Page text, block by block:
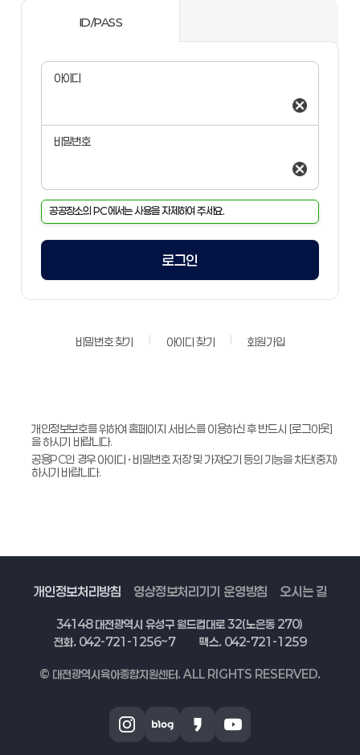
ID/PASS
아이디
삭제
비밀번호
삭제
공공장소의 PC에서는 사용을 자제하여 주세요.
로그인
비밀번호 찾기 아이디 찾기 회원가입
개인정보보호를 위하여 홈페이지 서비스를 이용하신 후 반드시 [로그아웃]
을 하시기 바랍니다.
공용PC인 경우 아이디 • 비밀번호 저장 및 가져오기 등의 기능을 차단(중지)
하시기 바랍니다.
개인정보처리방침 영상정보처리기기 운영방침 오시는 길
34148 대전광역시 유성구 월드컵대로 32(노은동 270)
전화. 042-721-1256~7
팩스. 042-721-1259
© 대전광역시육아종합지원센터. ALL RIGHTS RESERVED.